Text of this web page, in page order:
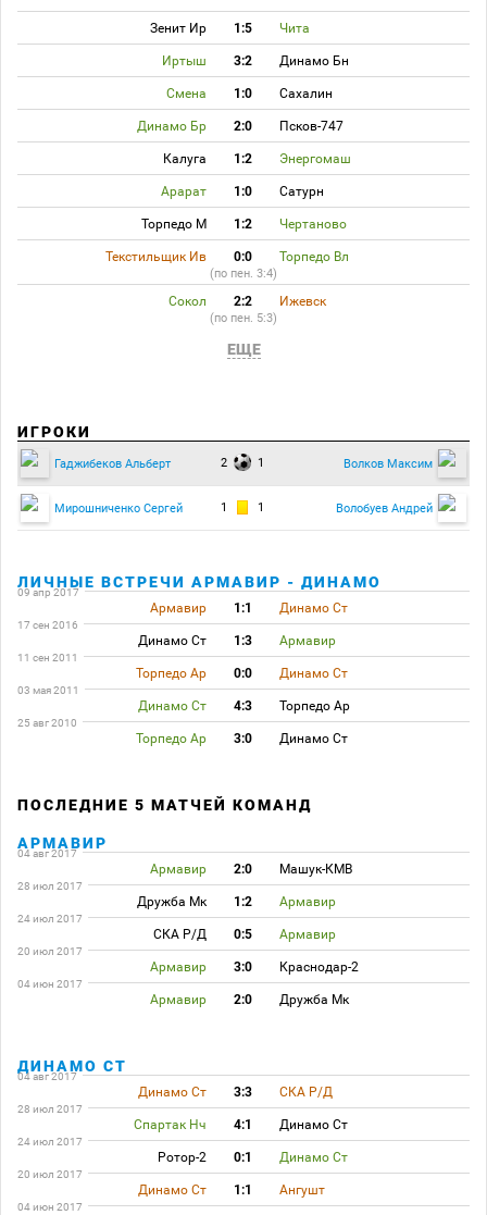
Зенит Ир 1:5 Чита
Иртыш 3:2 Динамо Бн
Смена 1:0 Сахалин
Динамо Бр 2:0 Псков-747
Калуга 1:2 Энергомаш
Арарат 1:0 Сатурн
Торпедо М 1:2 Чертаново
Текстильщик Ив 0:0 Торпедо Вл
(по пен. 3:4)
Сокол 2:2 Ижевск
(по пен. 5:3)
ЕЩЕ
ИГРОКИ
Гаджибеков Альберт 2 1 Волков Максим
Мирошниченко Сергей 1 1 Волобуев Андрей
ЛИЧНЫЕ ВСТРЕЧИ АРМАВИР - ДИНАМО
09 апр 2017
Армавир 1:1 Динамо Ст
17 сен 2016
Динамо Ст 1:3 Армавир
11 сен 2011
Торпедо Ар 0:0 Динамо Ст
03 мая 2011
Динамо Ст 4:3 Торпедо Ар
25 авг 2010
Торпедо Ар 3:0 Динамо Ст
ПОСЛЕДНИЕ 5 МАТЧЕЙ КОМАНД
АРМАВИР
04 авг 2017
Армавир 2:0 Машук-КМВ
28 июл 2017
Дружба Мк 1:2 Армавир
24 июл 2017
СКА Р/Д 0:5 Армавир
20 июл 2017
Армавир 3:0 Краснодар-2
04 июн 2017
Армавир 2:0 Дружба Мк
ДИНАМО СТ
04 авг 2017
Динамо Ст 3:3 СКА Р/Д
28 июл 2017
Спартак Нч 4:1 Динамо Ст
24 июл 2017
Ротор-2 0:1 Динамо Ст
20 июл 2017
Динамо Ст 1:1 Ангушт
04 июн 2017